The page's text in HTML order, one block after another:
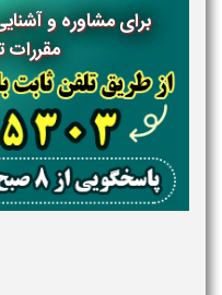
برای مشاوره و
مقررات